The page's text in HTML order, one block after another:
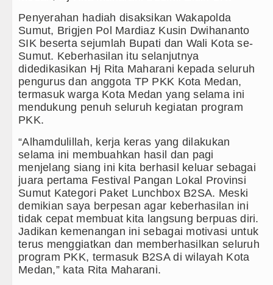
Dewan Usul BUMD Sumut Kelola
Dugaan Penyimpangan Dana BOS
Risiko Tertular HIV/AIDS Melalui
Bertekad Pulang Mantan PM
PSG vs Manchester United Laga
Juventus vs Inter Milan
Real Madrid Tandang ke
Tujuh Tewas dalam Penembakan
Bayern Munich Menang Tipis Atas
Penyerahan hadiah disaksikan Wakapolda
Sumut, Brigjen Pol Mardiaz Kusin Dwihananto
SIK beserta sejumlah Bupati dan Wali Kota se-
Sumut. Keberhasilan itu selanjutnya
didedikasikan Hj Rita Maharani kepada seluruh
pengurus dan anggota TP PKK Kota Medan,
termasuk warga Kota Medan yang selama ini
mendukung penuh seluruh kegiatan program
PKK.
“Alhamdulillah, kerja keras yang dilakukan
selama ini membuahkan hasil dan pagi
menjelang siang ini kita berhasil keluar sebagai
juara pertama Festival Pangan Lokal Provinsi
Sumut Kategori Paket Lunchbox B2SA. Meski
demikian saya berpesan agar keberhasilan ini
tidak cepat membuat kita langsung berpuas diri.
Jadikan kemenangan ini sebagai motivasi untuk
terus menggiatkan dan memberhasilkan seluruh
program PKK, termasuk B2SA di wilayah Kota
Medan,” kata Rita Maharani.